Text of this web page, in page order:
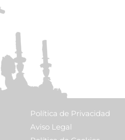
Política de Privacidad
Aviso Legal